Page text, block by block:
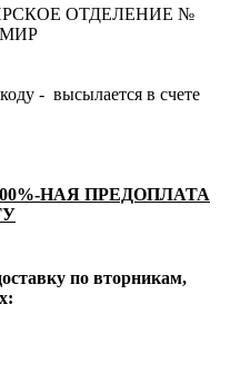
ОТДЕЛЕНИЕ №
- высылается в счете
НАЯ ПРЕДОПЛАТА
по вторникам,